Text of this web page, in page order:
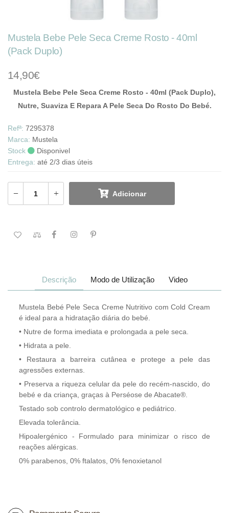
Descrição Modo de Utilização Video
Mustela Bebé Pele Seca Creme Nutritivo com Cold Cream
é ideal para a hidratação diária do bebé.
• Nutre de forma imediata e prolongada a pele seca.
• Hidrata a pele.
• Restaura a barreira cutânea e protege a pele das
agressões externas.
• Preserva a riqueza celular da pele do recém-nascido, do
bebé e da criança, graças à Perséose de Abacate®.
Testado sob controlo dermatológico e pediátrico.
Elevada tolerância.
Hipoalergénico - Formulado para minimizar o risco de
reações alérgicas.
0% parabenos, 0% ftalatos, 0% fenoxietanol
Mustela Bebe Pele Seca Creme Rosto - 40ml
(Pack Duplo)
14,90€
Mustela Bebe Pele Seca Creme Rosto - 40ml (Pack Duplo),
Nutre, Suaviza E Repara A Pele Seca Do Rosto Do Bebé.
Refª: 7295378
Marca: Mustela
Stock
Disponivel
Entrega: até 2/3 dias úteis
Adicionar